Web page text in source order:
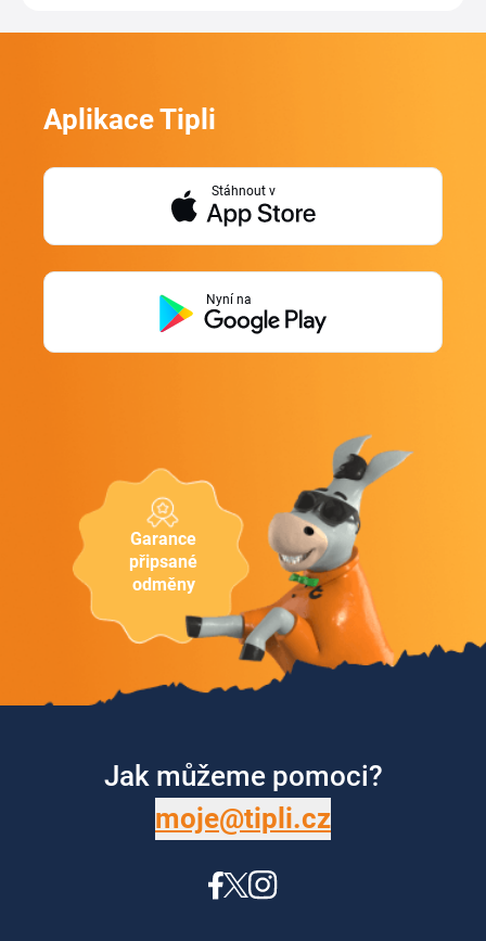
Garance
připsané
odměny
Aplikace Tipli
Stáhnout v
Nyní na
Jak můžeme pomoci?
moje@tipli.cz